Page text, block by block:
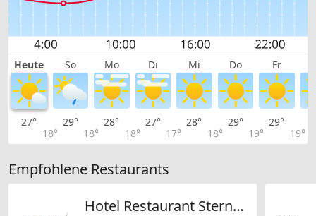
Heute So Mo Di Mi Do Fr
27°
18°
29°
18°
28°
18°
27°
17°
28°
18°
29°
19°
29°
19°
Empfohlene Restaurants
Hotel Restaurant Sternen